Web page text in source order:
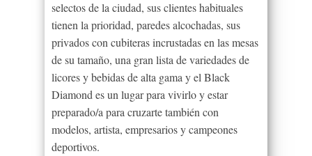
selectos de la ciudad, sus clientes habituales
tienen la prioridad, paredes alcochadas, sus
privados con cubiteras incrustadas en las mesas
de su tamaño, una gran lista de variedades de
licores y bebidas de alta gama y el Black
Diamond es un lugar para vivirlo y estar
preparado/a para cruzarte también con
modelos, artista, empresarios y campeones
deportivos.